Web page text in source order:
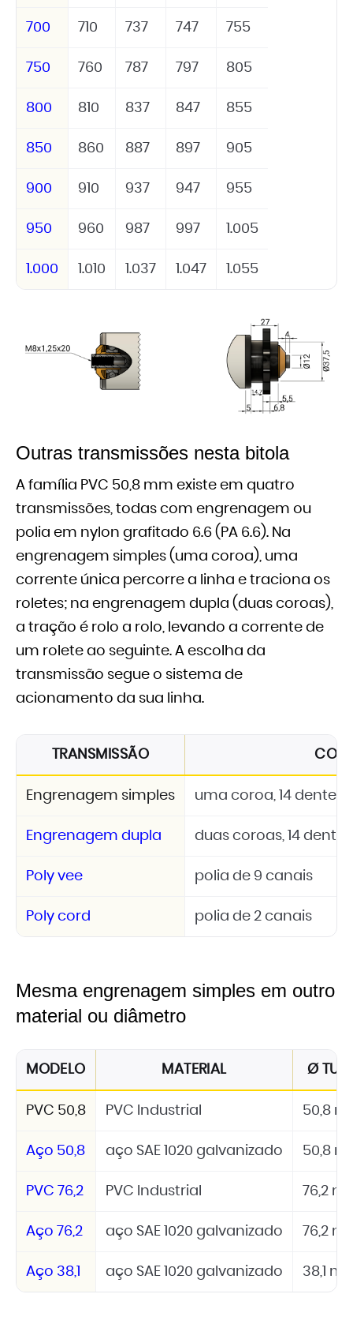
700 710 737 747 755
750 760 787 797 805
800 810 837 847 855
850 860 887 897 905
900 910 937 947 955
950 960 987 997 1.005
1.000 1.010 1.037 1.047 1.055
Outras transmissões nesta bitola
A família PVC 50,8 mm existe em quatro
transmissões, todas com engrenagem ou
polia em nylon grafitado 6.6 (PA 6.6). Na
engrenagem simples (uma coroa), uma
corrente única percorre a linha e traciona os
roletes; na engrenagem dupla (duas coroas),
a tração é rolo a rolo, levando a corrente de
um rolete ao seguinte. A escolha da
transmissão segue o sistema de
acionamento da sua linha.
TRANSMISSÃO
Engrenagem simples uma coroa, 14 dentes,
Engrenagem dupla duas coroas, 14
Poly vee polia de 9 canais
Poly cord polia de 2 canais
Mesma engrenagem simples em outro
material ou diâmetro
MODELO MATERIAL Ø
PVC 50,8 PVC Industrial 50,8
Aço 50,8 aço SAE 1020 galvanizado 50,8
PVC 76,2 PVC Industrial 76,2
Aço 76,2 aço SAE 1020 galvanizado 76,2
Aço 38,1 aço SAE 1020 galvanizado 38,1